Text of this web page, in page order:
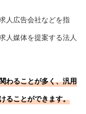
人広告会社などを指
人媒体を提案する法人
わることが多く、汎用
ることができます。